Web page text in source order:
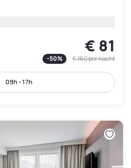
€ 81
-50% € 160per nacht
09h - 17h